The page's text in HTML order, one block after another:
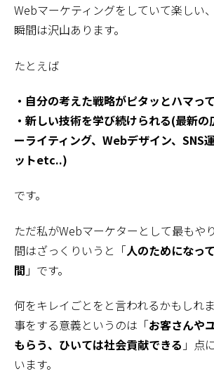
Webマーケティングをしていて楽しい
瞬間は沢山あります。
たとえば
・自分の考えた戦略がピタッとハマっ
・新しい技術を学び続けられる(最新
ーライティング、Webデザイン、SNS
ットetc..)
です。
ただ私がWebマーケターとして最もや
間はざっくりいうと「人のためになっ
間 」です。
何をキレイごとをと言われるかもしれ
事をする意義というのは「お客さんや
もらう、ひいては社会貢献できる 」点
います。